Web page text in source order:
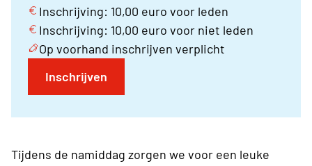
Inschrijving: 10,00 euro voor leden
Inschrijving: 10,00 euro voor niet leden
Op voorhand inschrijven verplicht
Inschrijven
Tijdens de namiddag zorgen we voor een leuke